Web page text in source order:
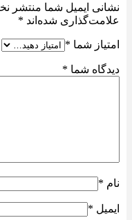
نشانی ایمیل شما منتشر
علامت‌گذاری شده‌اند *
امتیاز شما *
دیدگاه شما *
نام *
ایمیل *